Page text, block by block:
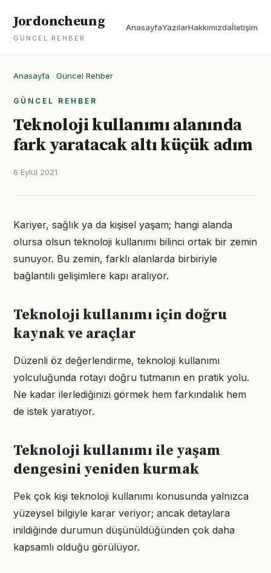
Jordoncheung
GÜNCEL REHBER
AnasayfaYazılarHakkımızdaİletişim
Anasayfa · Güncel Rehber
GÜNCEL REHBER
Teknoloji kullanımı alanında
fark yaratacak altı küçük adım
6 Eylül 2021
Kariyer, sağlık ya da kişisel yaşam; hangi alanda
olursa olsun teknoloji kullanımı bilinci ortak bir zemin
sunuyor. Bu zemin, farklı alanlarda birbiriyle
bağlantılı gelişimlere kapı aralıyor.
Teknoloji kullanımı için doğru
kaynak ve araçlar
Düzenli öz değerlendirme, teknoloji kullanımı
yolculuğunda rotayı doğru tutmanın en pratik yolu.
Ne kadar ilerlediğinizi görmek hem farkındalık hem
de istek yaratıyor.
Teknoloji kullanımı ile yaşam
dengesini yeniden kurmak
Pek çok kişi teknoloji kullanımı konusunda yalnızca
yüzeysel bilgiyle karar veriyor; ancak detaylara
inildiğinde durumun düşünüldüğünden çok daha
kapsamlı olduğu görülüyor.